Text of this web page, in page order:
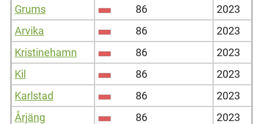
Grums
86
2023
Arvika
86
2023
Kristinehamn
86
2023
Kil
86
2023
Karlstad
86
2023
Årjäng
86
2023